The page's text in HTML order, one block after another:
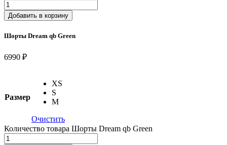
Добавить в корзину
Шорты Dream qb Green
6990 ₽
Размер
XS
S
M
Очистить
Количество товара Шорты Dream qb Green